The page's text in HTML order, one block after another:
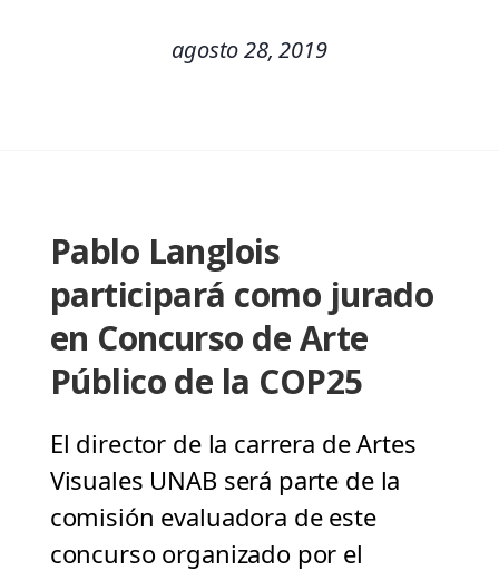
agosto 28, 2019
Pablo Langlois
participará como jurado
en Concurso de Arte
Público de la COP25
El director de la carrera de Artes
Visuales UNAB será parte de la
comisión evaluadora de este
concurso organizado por el